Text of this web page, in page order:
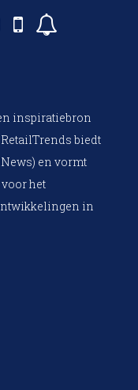
inspiratiebron
biedt
en vormt
het
in